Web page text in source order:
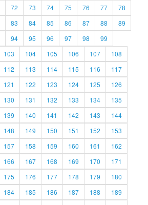
72 73 74 75 76 77
78
83 84 85 86 87 88
89
94 95 96 97 98
99
103 104 105 106 107
108
112 113 114 115 116
117
121 122 123 124 125
126
130 131 132 133 134
135
139 140 141 142 143
144
148 149 150 151 152
153
157 158 159 160 161
162
166 167 168 169 170
171
175 176 177 178 179
180
184 185 186 187 188
189